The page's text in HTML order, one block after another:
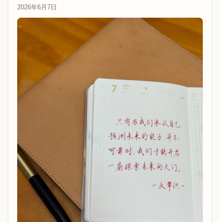
2026年6月7日